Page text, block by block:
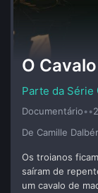
O
Documentário••
De Camille
Os troianos
saíram de
um cavalo de